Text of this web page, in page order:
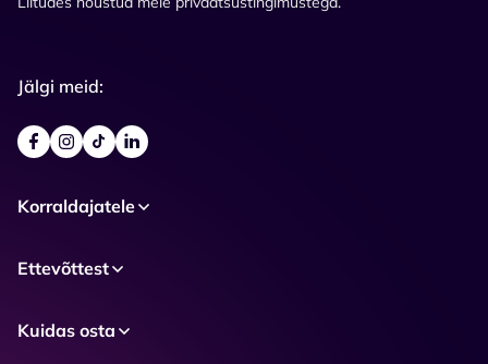
Jälgi meid:
Korraldajatele
Ettevõttest
Kuidas osta